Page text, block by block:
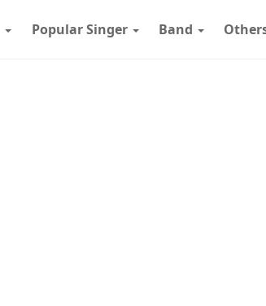
Popular Singer Band